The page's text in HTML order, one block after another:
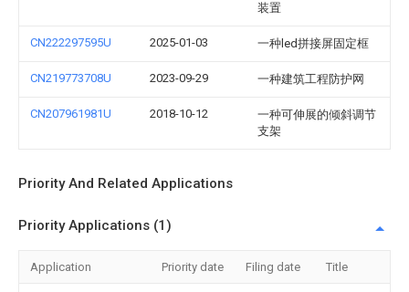
装置
CN222297595U 2025-01-03 一种led拼接屏固定框
CN219773708U 2023-09-29 一种建筑工程防护网
CN207961981U 2018-10-12
一种可伸展的倾斜调节
支架
Priority And Related Applications
Priority Applications (1)
Application Priority date Filing date Title